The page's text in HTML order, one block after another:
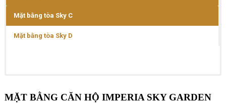
Mặt bằng tòa Sky C
Mặt bằng tòa Sky D
MẶT BẰNG CĂN HỘ IMPERIA SKY GARDEN